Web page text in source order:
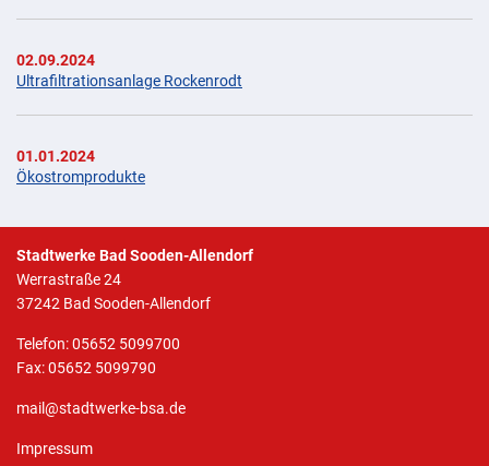
02.09.2024
Ultrafiltrationsanlage Rockenrodt
01.01.2024
Ökostromprodukte
Stadtwerke Bad Sooden-Allendorf
Werrastraße 24
37242 Bad Sooden-Allendorf
Telefon: 05652 5099700
Fax: 05652 5099790
mail@stadtwerke-bsa.de
Impressum